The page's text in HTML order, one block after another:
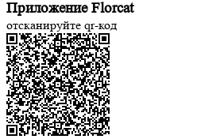
Приложение Florcat
отсканируйте qr-код